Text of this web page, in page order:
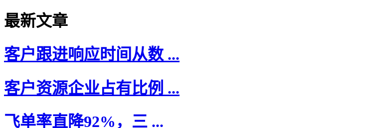
最新文章
客户跟进响应时间从数 ...
客户资源企业占有比例 ...
飞单率直降92%，三 ...